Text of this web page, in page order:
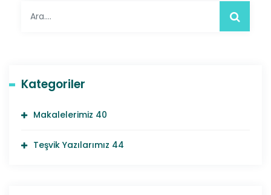
dumanbet
gorabet
holiganbet
jojobet
Kategoriler
Makalelerimiz 40
Teşvik Yazılarımız 44